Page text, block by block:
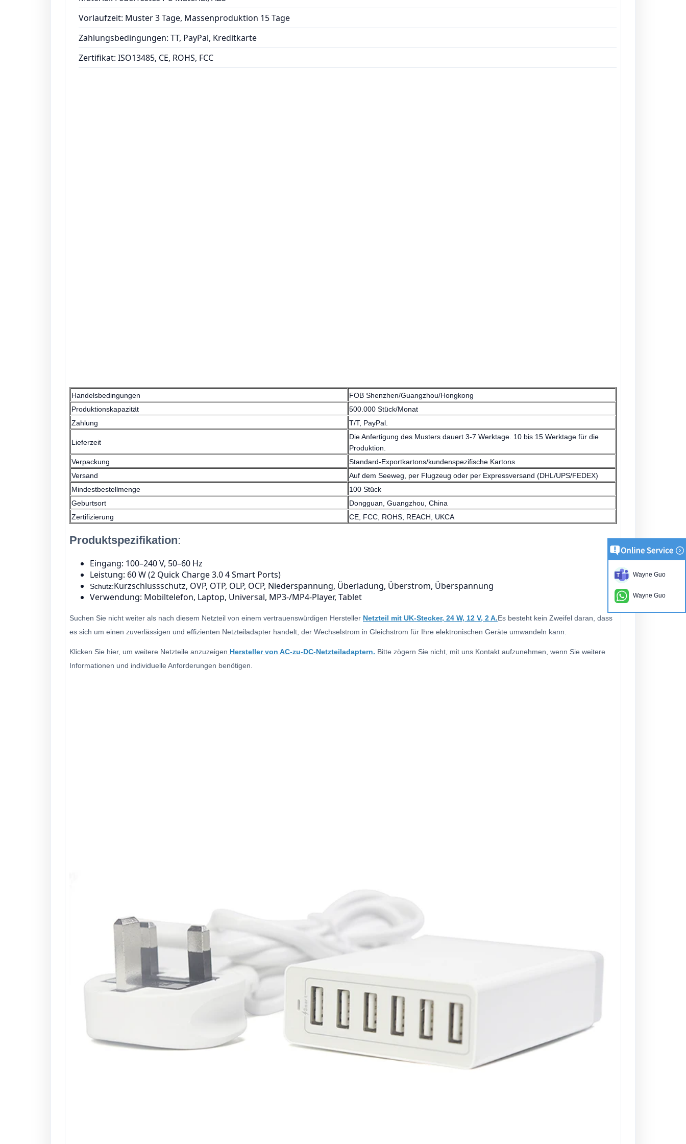
Vorlaufzeit: Muster 3 Tage, Massenproduktion 15 Tage
Zahlungsbedingungen: TT, PayPal, Kreditkarte
Zertifikat: ISO13485, CE, ROHS, FCC
Handelsbedingungen
FOB Shenzhen/Guangzhou/Hongkong
Produktionskapazität
500.000 Stück/Monat
Zahlung
T/T, PayPal.
Lieferzeit
Die Anfertigung des Musters dauert 3-7 Werktage. 10 bis 15 Werktage für die
Produktion.
Verpackung
Standard-Exportkartons/kundenspezifische Kartons
Versand
Auf dem Seeweg, per Flugzeug oder per Expressversand (DHL/UPS/FEDEX)
Mindestbestellmenge
100 Stück
Geburtsort
Dongguan, Guangzhou, China
Zertifizierung
CE, FCC, ROHS, REACH, UKCA
Produktspezifikation:
Eingang: 100–240 V, 50–60 Hz
Leistung: 60 W (2 Quick Charge 3.0 4 Smart Ports)
Schutz:Kurzschlussschutz, OVP, OTP, OLP, OCP, Niederspannung, Überladung, Überstrom, Überspannung
Verwendung: Mobiltelefon, Laptop, Universal, MP3-/MP4-Player, Tablet
Suchen Sie nicht weiter als nach diesem Netzteil von einem vertrauenswürdigen Hersteller Netzteil mit UK-Stecker, 24 W, 12 V, 2 A.Es besteht kein Zweifel daran, dass
es sich um einen zuverlässigen und effizienten Netzteiladapter handelt, der Wechselstrom in Gleichstrom für Ihre elektronischen Geräte umwandeln kann.
Klicken Sie hier, um weitere Netzteile anzuzeigen Hersteller von AC-zu-DC-Netzteiladaptern. Bitte zögern Sie nicht, mit uns Kontakt aufzunehmen, wenn Sie weitere
Informationen und individuelle Anforderungen benötigen.
Wayne Guo
Wayne Guo